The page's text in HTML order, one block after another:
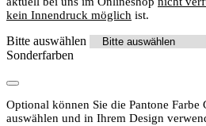
kein Innendruck möglich ist.
Bitte auswählen
Sonderfarben
Optional können Sie die Pantone
auswählen und in Ihrem Design